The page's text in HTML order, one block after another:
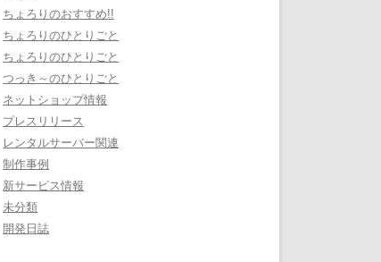
ちょろりのおすすめ!!
ちょろりのひとりごと
ちょろりのひとりごと
つっき～のひとりごと
ネットショップ情報
プレスリリース
レンタルサーバー関連
制作事例
新サービス情報
未分類
開発日誌